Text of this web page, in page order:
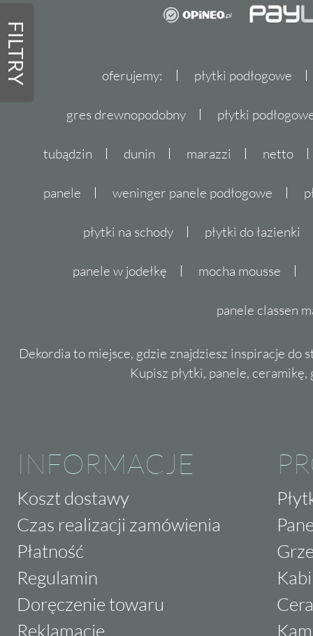
FILTRY oferujemy: płytki podłogowe
gres drewnopodobny płytki
tubądzin dunin marazzi netto
panele weninger panele podłogowe
płytki na schody płytki do łazienki
panele w jodełkę mocha mousse
panele classen
Dekordia to miejsce, gdzie znajdziesz inspiracje do
Kupisz płytki, panele,
INFORMACJE
Koszt dostawy
Czas realizacji zamówienia
Płatność
Regulamin
Doręczenie towaru
Reklamacje